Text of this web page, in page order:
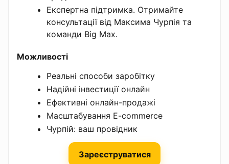
Експертна підтримка. Отримайте
консультації від Максима Чурпія та
команди Big Max.
Можливості
Реальні способи заробітку
Надійні інвестиції онлайн
Ефективні онлайн-продажі
Масштабування E-commerce
Чурпій: ваш провідник
Зареєструватися